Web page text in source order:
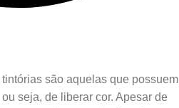
são aquelas que possuem
seja, de liberar cor. Apesar de